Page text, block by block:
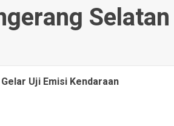
Uji Emisi Kendaraan